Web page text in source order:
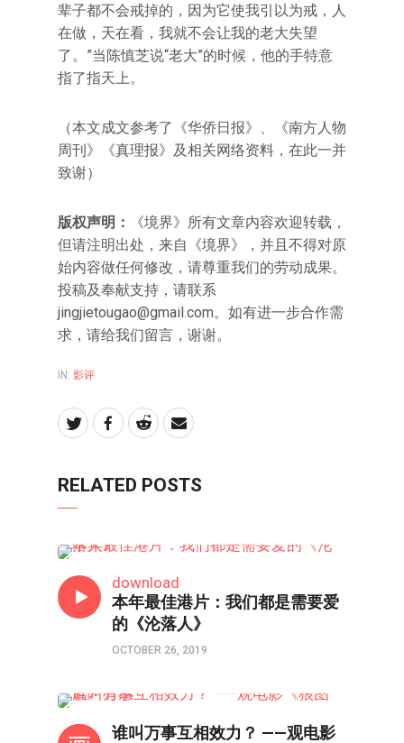
辈子都不会戒掉的，因为它使我引以为戒，人
在做，天在看，我就不会让我的老大失望
了。”当陈慎芝说“老大”的时候，他的手特意
指了指天上。
（本文成文参考了《华侨日报》、《南方人物
周刊》《真理报》及相关网络资料，在此一并
致谢）
版权声明：
《境界》所有文章内容欢迎转载，
但请注明出处，来自《境界》，并且不得对原
始内容做任何修改，请尊重我们的劳动成果。
投稿及奉献支持，请联系
jingjietougao@gmail.com。如有进一步合作需
求，请给我们留言，谢谢。
IN: 影评
RELATED POSTS
download
本年最佳港片：我们都是需要爱
的《沦落人》
OCTOBER 26, 2019
谁叫万事互相效力？ ——观电影